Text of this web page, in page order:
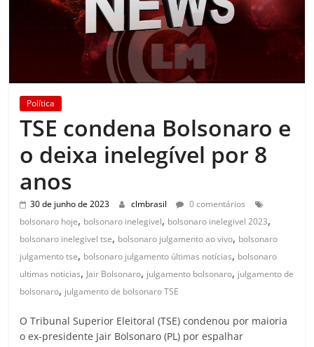
Política
TSE condena Bolsonaro e
o deixa inelegível por 8
anos
30 de junho de 2023 clmbrasil
0 comentários
bolsonaro hoje, bolsonaro inelegivel, bolsonaro inelegivel 2023,
bolsonaro inelegivel tse, bolsonaro julgamento ao vivo, bolsonaro
julgamento tse, bolsonaro julgamento últimas notícias, bolsonaro
ultimas noticias, Jair Bolsonaro, julgamento bolsonaro, julgamento de
bolsonaro, julgamento de bolsonaro TSE
O Tribunal Superior Eleitoral (TSE) condenou por maioria
o ex-presidente Jair Bolsonaro (PL) por espalhar